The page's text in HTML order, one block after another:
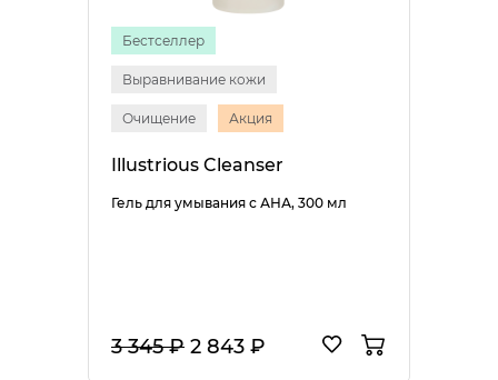
Бестселлер
Выравнивание кожи
Очищение Акция
Illustrious Cleanser
Гель для умывания с АНА, 300 мл
3 345 ₽ 2 843 ₽